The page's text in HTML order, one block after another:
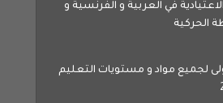
في العربية و الفرنسية و
الحركية
لجميع مواد و مستويات التعليم